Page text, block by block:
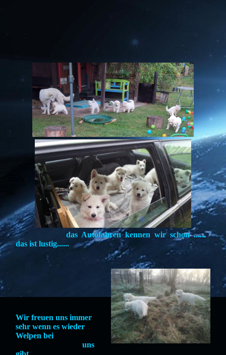
das Autofahren kennen wir schon ......
das ist lustig......
Wir freuen uns immer
sehr wenn es wieder
Welpen bei
uns